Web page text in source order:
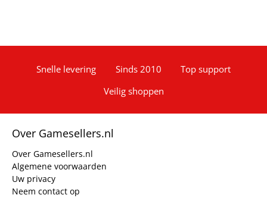
Snelle levering Sinds 2010
Top support
Veilig shoppen
Over Gamesellers.nl
Over Gamesellers.nl
Algemene voorwaarden
Uw privacy
Neem contact op